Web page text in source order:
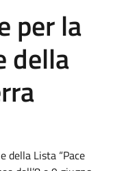
per la
della
della Lista “Pace